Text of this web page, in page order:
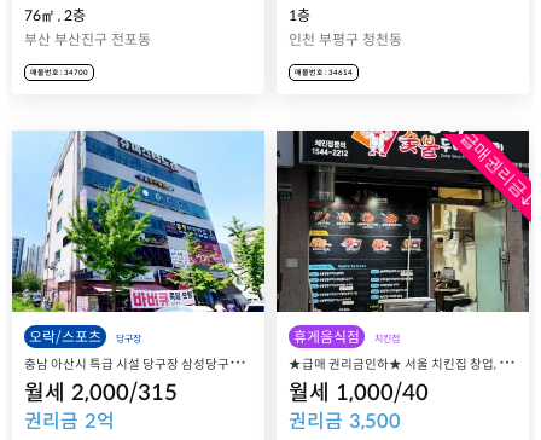
76㎡ , 2층
부산 부산진구 전포동
매물번호 : 34700
1층
인천 부평구 청천동
매물번호 : 34614
오락/스포츠 당구장
충
남 아산시 특급 시설 당구장 삼성당구클럽 매장 매매 양도
월세 2,000/315
권리금 2억
급매권리금↓
휴게음식점 치킨점
★
급매 권리금인하★ 서울 치킨집 창업, 중랑구 상봉동 망우동 상권 동근이 숯불두마리치킨 상봉점 매장 매매 양도양수
월세 1,000/40
권리금 3,500